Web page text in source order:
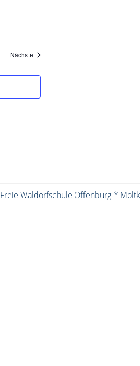
NächsteVeranstaltungen
Freie Waldorfschule Offenburg *